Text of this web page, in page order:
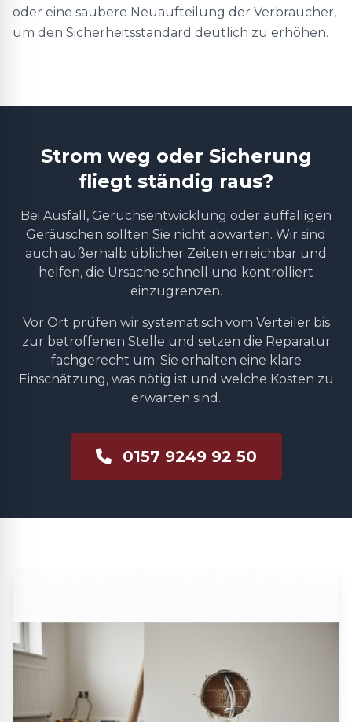
oder eine saubere Neuaufteilung der Verbraucher,
um den Sicherheitsstandard deutlich zu erhöhen.
Strom weg oder Sicherung
fliegt ständig raus?
Bei Ausfall, Geruchsentwicklung oder auffälligen
Geräuschen sollten Sie nicht abwarten. Wir sind
auch außerhalb üblicher Zeiten erreichbar und
helfen, die Ursache schnell und kontrolliert
einzugrenzen.
Vor Ort prüfen wir systematisch vom Verteiler bis
zur betroffenen Stelle und setzen die Reparatur
fachgerecht um. Sie erhalten eine klare
Einschätzung, was nötig ist und welche Kosten zu
erwarten sind.
0157 9249 92 50